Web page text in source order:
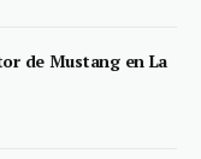
de Mustang en La